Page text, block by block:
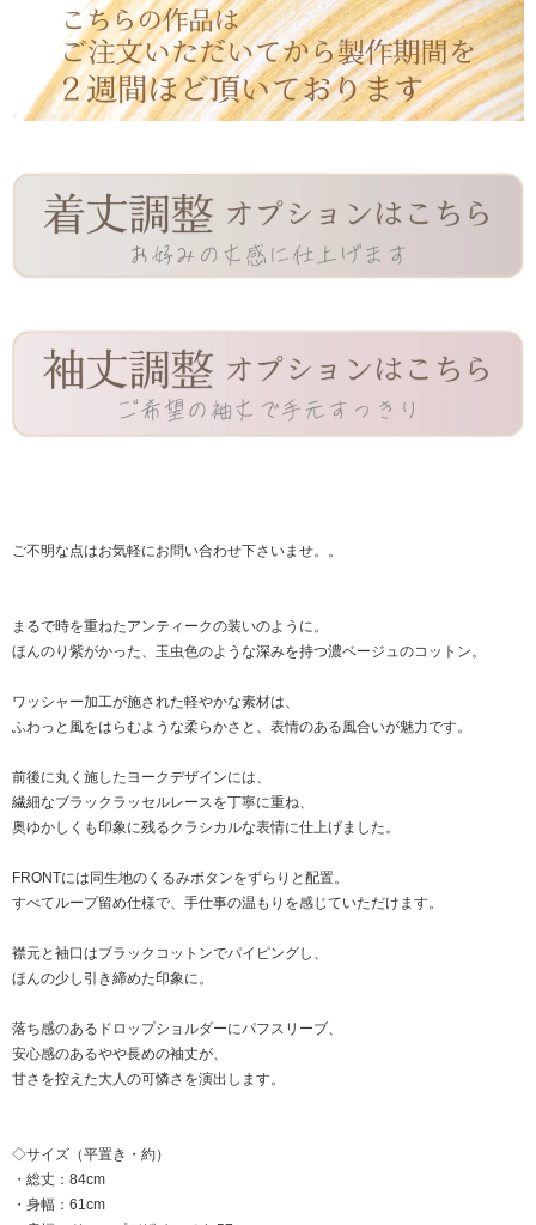
ご不明な点はお気軽にお問い合わせ下さいませ。。
まるで時を重ねたアンティークの装いのように。
ほんのり紫がかった、玉虫色のような深みを持つ濃ベージュのコットン。
ワッシャー加工が施された軽やかな素材は、
ふわっと風をはらむような柔らかさと、表情のある風合いが魅力です。
前後に丸く施したヨークデザインには、
繊細なブラックラッセルレースを丁寧に重ね、
奥ゆかしくも印象に残るクラシカルな表情に仕上げました。
FRONTには同生地のくるみボタンをずらりと配置。
すべてループ留め仕様で、手仕事の温もりを感じていただけます。
襟元と袖口はブラックコットンでパイピングし、
ほんの少し引き締めた印象に。
落ち感のあるドロップショルダーにパフスリーブ、
安心感のあるやや長めの袖丈が、
甘さを控えた大人の可憐さを演出します。
◇サイズ（平置き・約）
・総丈：84cm
・身幅：61cm